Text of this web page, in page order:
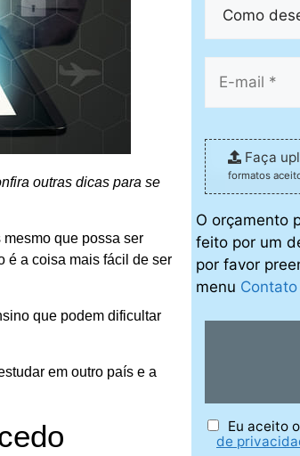
outras dicas para se
que possa ser
é a coisa mais fácil de ser
que podem dificultar
em outro país e a
Faça
formatos
O orçamento
feito por um
por favor
menu Contato
Eu aceito
de